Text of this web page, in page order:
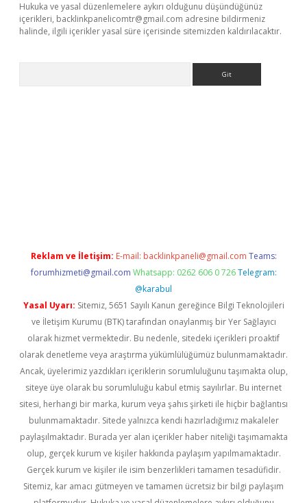
Hukuka ve yasal düzenlemelere aykırı olduğunu düşündüğünüz
içerikleri, backlinkpanelicomtr@gmail.com adresine bildirmeniz
halinde, ilgili içerikler yasal süre içerisinde sitemizden kaldırılacaktır.
Reklam ve İletişim: E-mail: backlinkpaneli@gmail.com Teams:
forumhizmeti@gmail.com Whatsapp: 0262 606 0 726 Telegram:
@karabul
Yasal Uyarı: Sitemiz, 5651 Sayılı Kanun gereğince Bilgi Teknolojileri
ve İletişim Kurumu (BTK) tarafından onaylanmış bir Yer Sağlayıcı
olarak hizmet vermektedir. Bu nedenle, sitedeki içerikleri proaktif
olarak denetleme veya araştırma yükümlülüğümüz bulunmamaktadır.
Ancak, üyelerimiz yazdıkları içeriklerin sorumluluğunu taşımakta olup,
siteye üye olarak bu sorumluluğu kabul etmiş sayılırlar. Bu internet
sitesi, herhangi bir marka, kurum veya şahıs şirketi ile hiçbir bağlantısı
bulunmamaktadır. Sitede yalnızca kendi hazırladığımız makaleler
paylaşılmaktadır. Burada yer alan içerikler haber niteliği taşımamakta
olup, gerçek kurum ve kişiler hakkında paylaşım yapılmamaktadır.
Gerçek kurum ve kişiler ile isim benzerlikleri tamamen tesadüfidir.
Sitemiz, kar amacı gütmeyen ve tamamen ücretsiz bir bilgi paylaşım